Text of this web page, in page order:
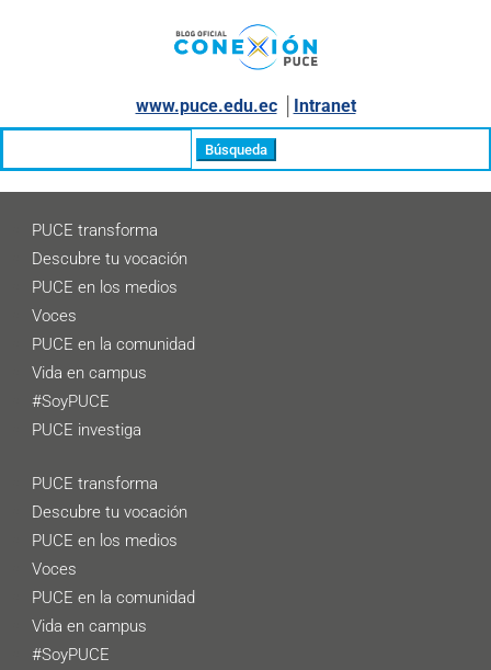
www.puce.edu.ec│ Intranet
PUCE transforma
Descubre tu vocación
PUCE en los medios
Voces
PUCE en la comunidad
Vida en campus
#SoyPUCE
PUCE investiga
PUCE transforma
Descubre tu vocación
PUCE en los medios
Voces
PUCE en la comunidad
Vida en campus
#SoyPUCE